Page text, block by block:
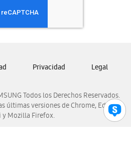
Nicaragua
Panamá
Venezuela
Todos los Derechos Reservados.
últimas versiones de Chrome, Edge,
y Mozilla Firefox.
Privacidad Legal